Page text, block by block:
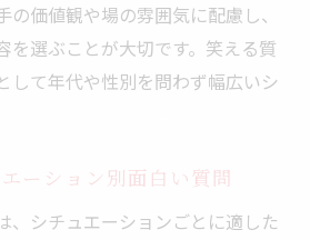
価値観や場の雰囲気に配慮し、
を選ぶことが大切です。笑える質
して年代や性別を問わず幅広いシ
ーション別面白い質問
、シチュエーションごとに適した